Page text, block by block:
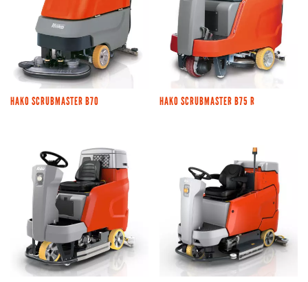
HAKO SCRUBMASTER B70 HAKO SCRUBMASTER B75 R